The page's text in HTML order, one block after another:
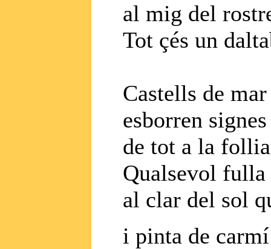
al mig del
Tot çés un
Castells de
esborren
de tot a la
Qualsevol
al clar del sol
i pinta de